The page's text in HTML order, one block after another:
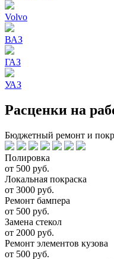
Volvo
ВАЗ
ГАЗ
УАЗ
Расценки на
Бюджетный ремонт и
Полировка
от 500 руб.
Локальная покраска
от 3000 руб.
Ремонт бампера
от 500 руб.
Замена стекол
от 2000 руб.
Ремонт элементов кузова
от 500 руб.